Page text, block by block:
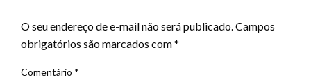
O seu endereço de e-mail não será publicado. Campos
obrigatórios são marcados com*
Comentário *